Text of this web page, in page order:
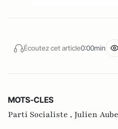
Écoutez cet article0:00min
MOTS-CLES
Parti Socialiste , Julien